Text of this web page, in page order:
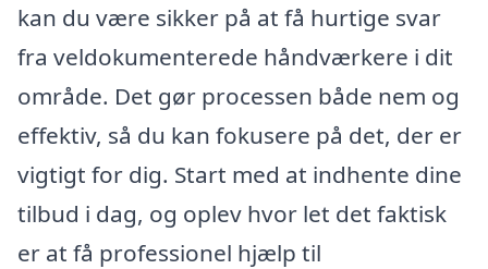
kan du være sikker på at få hurtige svar
fra veldokumenterede håndværkere i dit
område. Det gør processen både nem og
effektiv, så du kan fokusere på det, der er
vigtigt for dig. Start med at indhente dine
tilbud i dag, og oplev hvor let det faktisk
er at få professionel hjælp til